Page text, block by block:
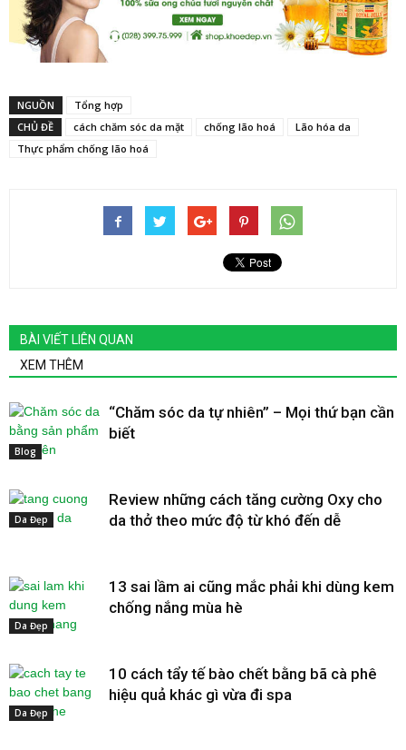
NGUỒN
Tổng hợp
CHỦ ĐỀ
cách chăm sóc da mặt chống lão hoá
Lão hóa da
Thực phẩm chống lão hoá
BÀI VIẾT LIÊN QUAN
XEM THÊM
Blog
“Chăm sóc da tự nhiên” – Mọi thứ bạn cần
biết
Da Đẹp
Review những cách tăng cường Oxy cho
da thở theo mức độ từ khó đến dễ
Da Đẹp
13 sai lầm ai cũng mắc phải khi dùng kem
chống nắng mùa hè
Da Đẹp
10 cách tẩy tế bào chết bằng bã cà phê
hiệu quả khác gì vừa đi spa